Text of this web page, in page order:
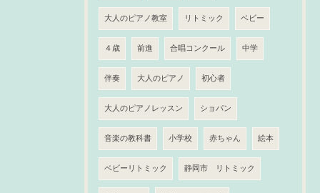
大人のピアノ教室 リトミック ベビー
４歳 前進 合唱コンクール 中学
伴奏 大人のピアノ 初心者
大人のピアノレッスン ショパン
音楽の教科書 小学校 赤ちゃん 絵本
ベビーリトミック 静岡市 リトミック